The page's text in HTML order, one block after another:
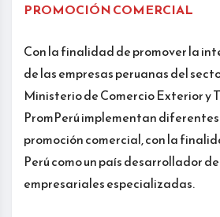
PROMOCIÓN COMERCIAL
Con la finalidad de promover la
de las empresas peruanas del
Ministerio de Comercio Exterior y
PromPerú implementan
promoción comercial, con la
Perú como un país desarrollador
empresariales especializadas.